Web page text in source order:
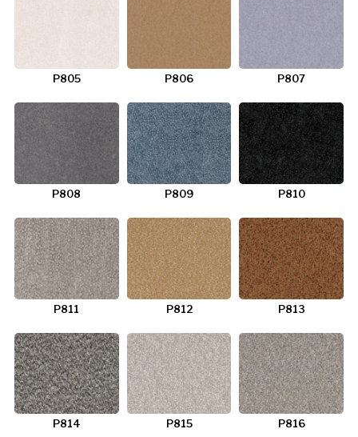
P805 P806 P807
P808 P809 P810
P811 P812 P813
P814 P815 P816